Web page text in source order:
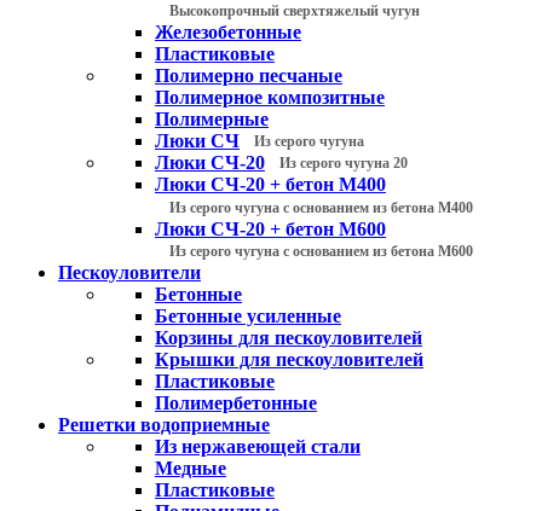
Высокопрочный сверхтяжелый чугун
Железобетонные
Пластиковые
Полимерно песчаные
Полимерное композитные
Полимерные
Люки СЧ
Из серого чугуна
Люки СЧ-20 Из серого чугуна 20
Люки СЧ-20 + бетон М400
Из серого чугуна с основанием из бетона М400
Люки СЧ-20 + бетон М600
Из серого чугуна с основанием из бетона М600
Пескоуловители
Бетонные
Бетонные усиленные
Корзины для пескоуловителей
Крышки для пескоуловителей
Пластиковые
Полимербетонные
Решетки водоприемные
Из нержавеющей стали
Медные
Пластиковые